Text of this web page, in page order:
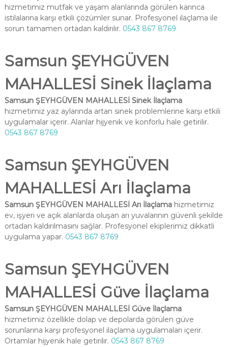
hizmetimiz mutfak ve yaşam alanlarında görülen karınca
istilalarına karşı etkili çözümler sunar. Profesyonel ilaçlama ile
sorun tamamen ortadan kaldırılır. 0543 867 8769
Samsun ŞEYHGÜVEN
MAHALLESİ Sinek İlaçlama
Samsun ŞEYHGÜVEN MAHALLESİ Sinek İlaçlama
hizmetimiz yaz aylarında artan sinek problemlerine karşı etkili
uygulamalar içerir. Alanlar hijyenik ve konforlu hale getirilir.
0543 867 8769
Samsun ŞEYHGÜVEN
MAHALLESİ Arı İlaçlama
Samsun ŞEYHGÜVEN MAHALLESİ Arı İlaçlamahizmetimiz
ev, işyeri ve açık alanlarda oluşan arı yuvalarının güvenli şekilde
ortadan kaldırılmasını sağlar. Profesyonel ekiplerimiz dikkatli
uygulama yapar. 0543 867 8769
Samsun ŞEYHGÜVEN
MAHALLESİ Güve İlaçlama
Samsun ŞEYHGÜVEN MAHALLESİ Güve İlaçlama
hizmetimiz özellikle dolap ve depolarda görülen güve
sorunlarına karşı profesyonel ilaçlama uygulamaları içerir.
Ortamlar hijyenik hale getirilir. 0543 867 8769